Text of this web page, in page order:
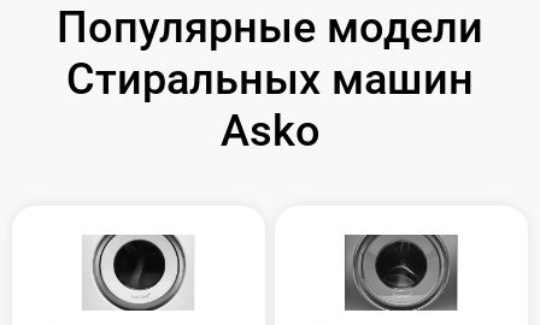
Популярные модели
Стиральных машин
Asko